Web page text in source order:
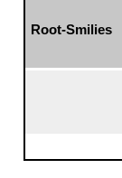
Root-Smilies